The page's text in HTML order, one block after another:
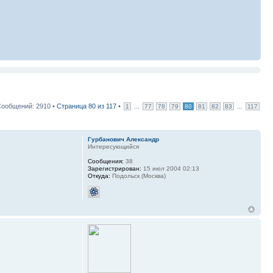
2910 • Страница 80 из 117 • 1 77 78 79 80 81 82 83 117
Гурбанович Александр
Интересующийся
Сообщения: 38
Зарегистрирован: 15 июл 2004 02:13
Откуда: Подольск (Москва)